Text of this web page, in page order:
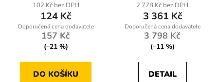
102 Kč bez DPH
124 Kč
157 Kč
(–21 %)
DO KOŠÍKU
2 778 Kč bez DPH
3 361 Kč
3 798 Kč
(–11 %)
DETAIL